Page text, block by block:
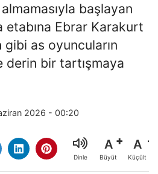
başlayan
etabına Ebrar Karakurt
gibi as oyuncuların
derin bir tartışmaya
2026 - 00:20
Dinle
A
Büyüt
A
Küçült